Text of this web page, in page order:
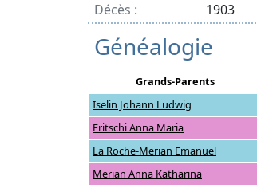
Décès :
1903
Généalogie
Grands-Parents
Iselin Johann Ludwig
Fritschi Anna Maria
La Roche-Merian Emanuel
Merian Anna Katharina